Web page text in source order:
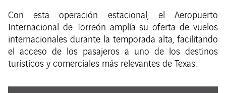
Con esta operación estacional, el Aeropuerto
Internacional de Torreón amplía su oferta de vuelos
internacionales durante la temporada alta, facilitando
el acceso de los pasajeros a uno de los destinos
turísticos y comerciales más relevantes de Texas.